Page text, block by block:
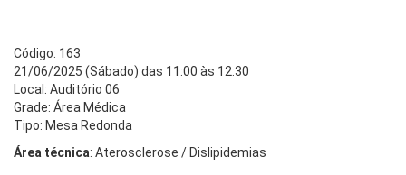
Código: 163
21/06/2025 (Sábado) das 11:00 às 12:30
Local: Auditório 06
Grade: Área Médica
Tipo: Mesa Redonda
Área técnica: Aterosclerose / Dislipidemias